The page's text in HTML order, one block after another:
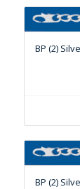
BP (2)
BP (2)